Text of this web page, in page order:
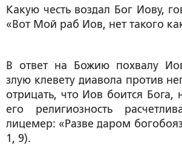
Какую честь воздал Бог Иову,
«Вот Мой раб Иов, нет такого
В ответ на Божию похвалу
злую клевету диавола против
отрицать, что Иов боится Бога,
его религиозность
лицемер: «Разве даром
1, 9).